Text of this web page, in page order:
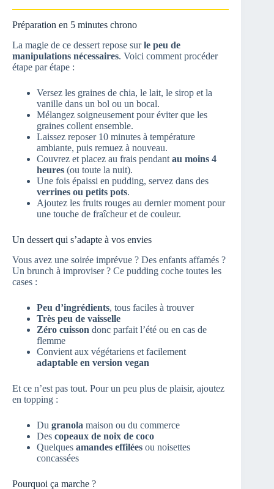
Préparation en 5 minutes chrono
La magie de ce dessert repose surle peu de
manipulations nécessaires. Voici comment procéder
étape par étape :
Versez les graines de chia, le lait, le sirop et la
vanille dans un bol ou un bocal.
Mélangez soigneusement pour éviter que les
graines collent ensemble.
Laissez reposer 10 minutes à température
ambiante, puis remuez à nouveau.
Couvrez et placez au frais pendant au moins 4
heures (ou toute la nuit).
Une fois épaissi en pudding, servez dans des
verrines ou petits pots.
Ajoutez les fruits rouges au dernier moment pour
une touche de fraîcheur et de couleur.
Un dessert qui s’adapte à vos envies
Vous avez une soirée imprévue ? Des enfants affamés ?
Un brunch à improviser ? Ce pudding coche toutes les
cases :
Peu d’ingrédients, tous faciles à trouver
Très peu de vaisselle
Zéro cuisson donc parfait l’été ou en cas de
flemme
Convient aux végétariens et facilement
adaptable en version vegan
Et ce n’est pas tout. Pour un peu plus de plaisir, ajoutez
en topping :
Du granola maison ou du commerce
Des copeaux de noix de coco
Quelques amandes effilées ou noisettes
concassées
Pourquoi ça marche ?